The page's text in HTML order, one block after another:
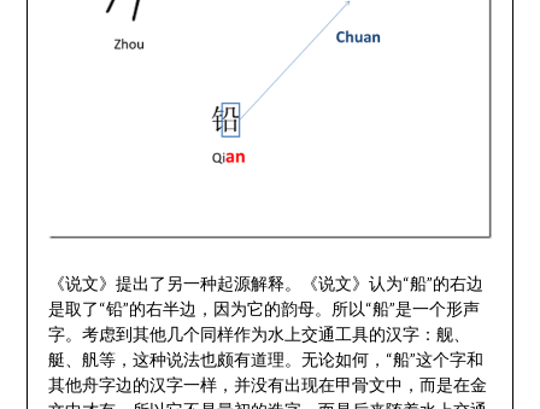
《说文》提出了另一种起源解释。《说文》认为“船”的右边
是取了“铅”的右半边，因为它的韵母。所以“船”是一个形声
字。考虑到其他几个同样作为水上交通工具的汉字：舰、
艇、舤等，这种说法也颇有道理。无论如何，“船”这个字和
其他舟字边的汉字一样，并没有出现在甲骨文中，而是在金